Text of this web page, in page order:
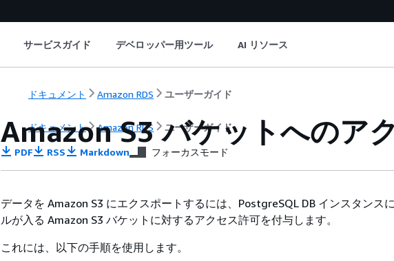
サービスガイド デベロッパー用ツール AI リソース
ドキュメント Amazon RDS ユーザーガイド
ドキュメント Amazon RDS ユーザーガイド
Amazon S3 バケットへのア
PDF RSS Markdown フォーカスモード
データを Amazon S3 にエクスポートするには、PostgreSQL DB インスタンス
ルが入る Amazon S3 バケットに対するアクセス許可を付与します。
これには、以下の手順を使用します。